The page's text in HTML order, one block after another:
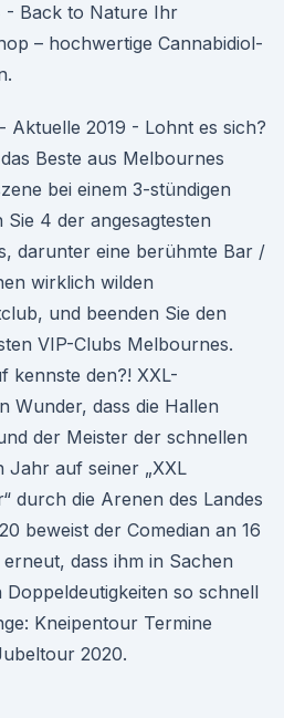
- Back to Nature Ihr
– hochwertige Cannabidiol-
Aktuelle 2019 - Lohnt es sich?
Beste aus Melbournes
bei einem 3-stündigen
4 der angesagtesten
darunter eine berühmte Bar /
wirklich wilden
und beenden Sie den
VIP-Clubs Melbournes.
kennste den?! XXL-
Wunder, dass die Hallen
der Meister der schnellen
Jahr auf seiner „XXL
durch die Arenen des Landes
beweist der Comedian an 16
dass ihm in Sachen
so schnell
Kneipentour Termine
2020.